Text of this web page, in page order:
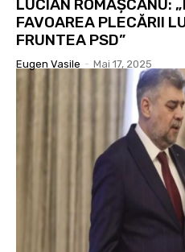
LUCIAN ROMAȘCANU:
FAVOAREA PLECĂRII
FRUNTEA PSD”
Eugen Vasile - Mai 17, 2025